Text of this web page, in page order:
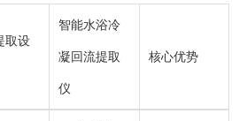
取设
智能水浴冷
凝回流提取
仪
核心优势